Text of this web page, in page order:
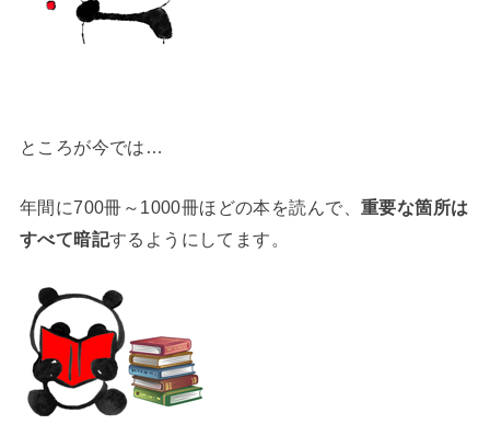
ところが今では…
年間に700冊～1000冊ほどの本を読んで、 重要な箇所は
すべて暗記するようにしてます。